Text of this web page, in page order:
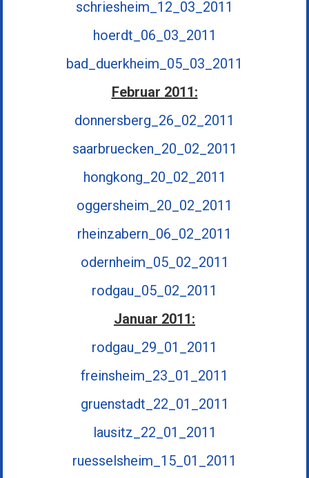
schriesheim_12_03_2011
hoerdt_06_03_2011
bad_duerkheim_05_03_2011
Februar 2011:
donnersberg_26_02_2011
saarbruecken_20_02_2011
hongkong_20_02_2011
oggersheim_20_02_2011
rheinzabern_06_02_2011
odernheim_05_02_2011
rodgau_05_02_2011
Januar 2011:
rodgau_29_01_2011
freinsheim_23_01_2011
gruenstadt_22_01_2011
lausitz_22_01_2011
ruesselsheim_15_01_2011